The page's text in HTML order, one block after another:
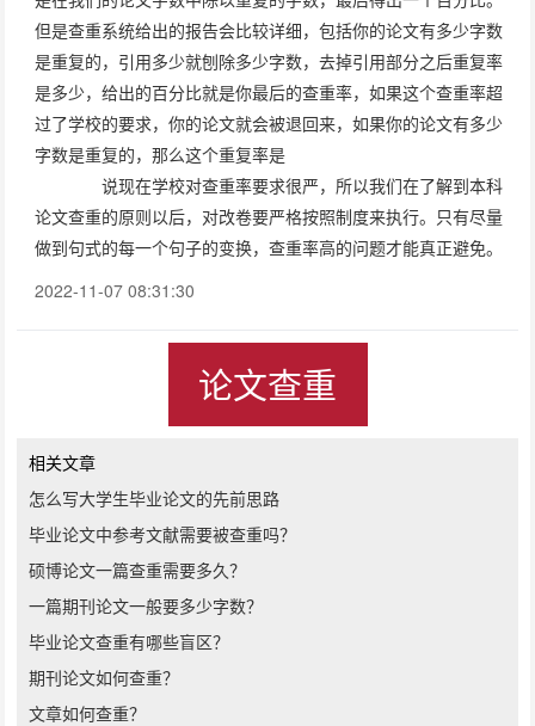
但是查重系统给出的报告会比较详细，包括你的论文有多少字数
是重复的，引用多少就刨除多少字数，去掉引用部分之后重复率
是多少，给出的百分比就是你最后的查重率，如果这个查重率超
过了学校的要求，你的论文就会被退回来，如果你的论文有多少
字数是重复的，那么这个重复率是
说现在学校对查重率要求很严，所以我们在了解到本科
论文查重的原则以后，对改卷要严格按照制度来执行。只有尽量
做到句式的每一个句子的变换，查重率高的问题才能真正避免。
2022-11-07 08:31:30
论文查重
相关文章
怎么写大学生毕业论文的先前思路
毕业论文中参考文献需要被查重吗？
硕博论文一篇查重需要多久？
一篇期刊论文一般要多少字数？
毕业论文查重有哪些盲区？
期刊论文如何查重？
文章如何查重？